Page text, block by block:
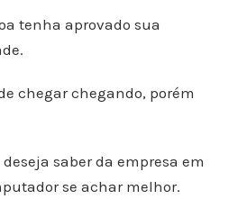
tenha aprovado sua
chegar chegando, porém
saber da empresa em
se achar melhor.